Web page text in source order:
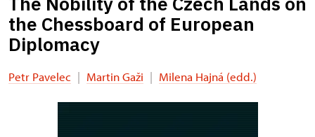
the Chessboard of European
Diplomacy
Petr Pavelec | Martin Gaži | Milena Hajná (edd.)